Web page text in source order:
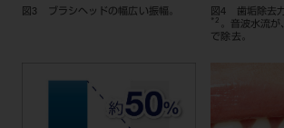
図3 ブラシヘッドの幅広い振幅。 図4 歯垢除去
*2
。音波水流
で除去。